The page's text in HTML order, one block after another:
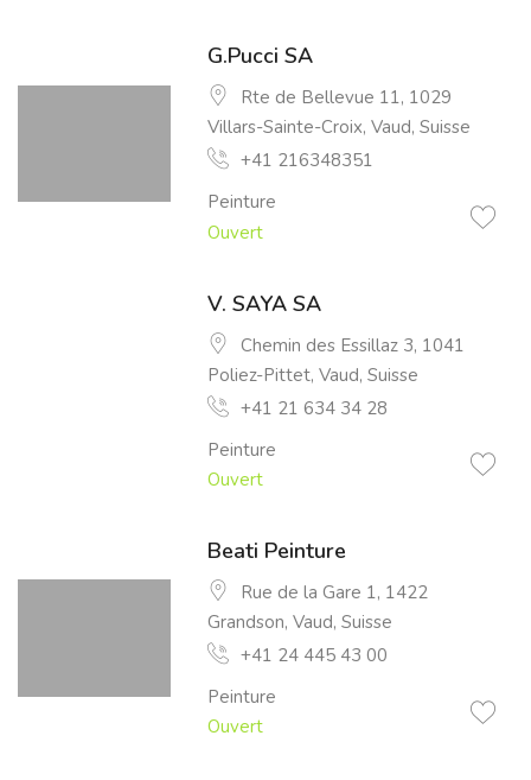
G.Pucci SA
Rte de Bellevue 11, 1029
Villars-Sainte-Croix, Vaud, Suisse
+41 216348351
Peinture
Ouvert
V. SAYA SA
Chemin des Essillaz 3, 1041
Poliez-Pittet, Vaud, Suisse
+41 21 634 34 28
Peinture
Ouvert
Beati Peinture
Rue de la Gare 1, 1422
Grandson, Vaud, Suisse
+41 24 445 43 00
Peinture
Ouvert